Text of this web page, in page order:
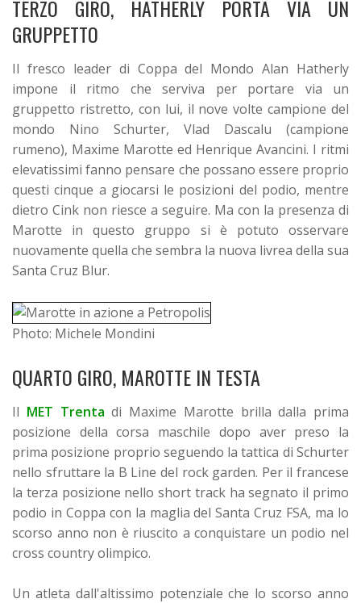
TERZO GIRO, HATHERLY PORTA VIA UN
GRUPPETTO
Il fresco leader di Coppa del Mondo Alan Hatherly
impone il ritmo che serviva per portare via un
gruppetto ristretto, con lui, il nove volte campione del
mondo Nino Schurter, Vlad Dascalu (campione
rumeno), Maxime Marotte ed Henrique Avancini. I ritmi
elevatissimi fanno pensare che possano essere proprio
questi cinque a giocarsi le posizioni del podio, mentre
dietro Cink non riesce a seguire. Ma con la presenza di
Marotte in questo gruppo si è potuto osservare
nuovamente quella che sembra la nuova livrea della sua
Santa Cruz Blur.
Photo: Michele Mondini
QUARTO GIRO, MAROTTE IN TESTA
Il MET Trenta di Maxime Marotte brilla dalla prima
posizione della corsa maschile dopo aver preso la
prima posizione proprio seguendo la tattica di Schurter
nello sfruttare la B Line del rock garden. Per il francese
la terza posizione nello short track ha segnato il primo
podio in Coppa con la maglia del Santa Cruz FSA, ma lo
scorso anno non è riuscito a conquistare un podio nel
cross country olimpico.
Un atleta dall'altissimo potenziale che lo scorso anno